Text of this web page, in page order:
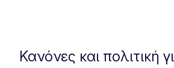
Κανόνες και πολιτική